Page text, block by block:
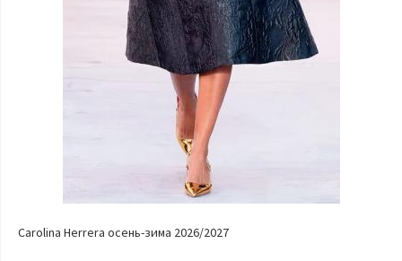
Carolina Herrera осень-зима 2026/2027